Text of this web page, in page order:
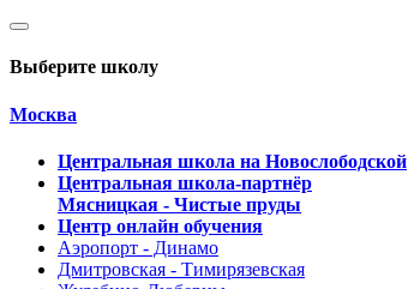
Выберите школу
Москва
Центральная школа на Новослободской
Центральная школа-партнёр
Мясницкая - Чистые пруды
Центр онлайн обучения
Аэропорт - Динамо
Дмитровская - Тимирязевская